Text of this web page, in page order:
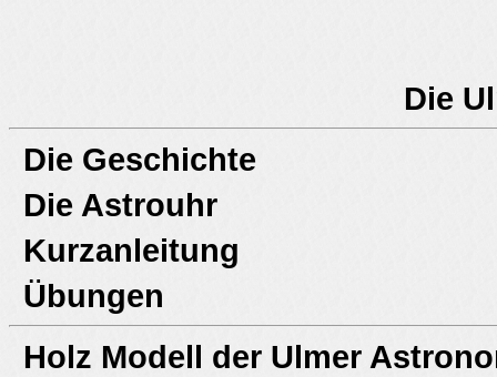
Die
Die Geschichte
Die Astrouhr
Kurzanleitung
Übungen
Holz Modell der Ulmer